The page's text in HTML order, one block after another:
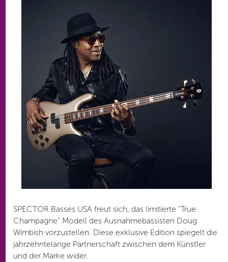
SPECTOR Basses USA freut sich, das limitierte "True
Champagne" Modell des Ausnahmebassisten Doug
Wimbish vorzustellen. Diese exklusive Edition spiegelt die
jahrzehntelange Partnerschaft zwischen dem Künstler
und der Marke wider.